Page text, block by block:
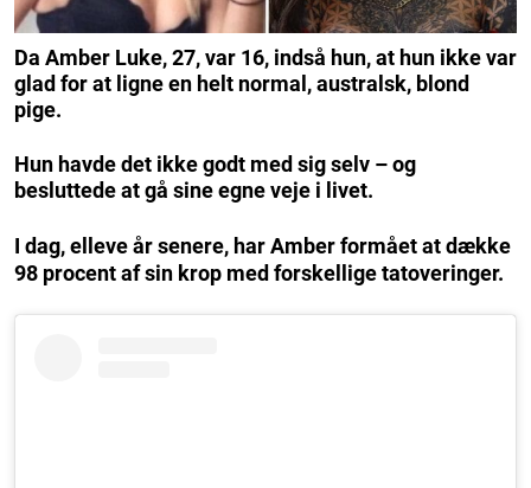
Da Amber Luke, 27, var 16, indså hun, at hun ikke var
glad for at ligne en helt normal, australsk, blond
pige.
Hun havde det ikke godt med sig selv – og
besluttede at gå sine egne veje i livet.
I dag, elleve år senere, har Amber formået at dække
98 procent af sin krop med forskellige tatoveringer.